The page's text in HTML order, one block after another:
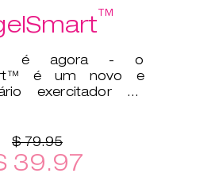
™
é agora - o
é um novo e
exercitador de
$ 79.95
39.97